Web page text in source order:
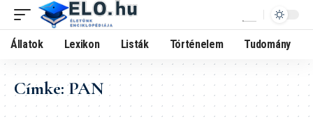
Állatok Lexikon Listák Történelem Tudomány
Címke:PAN